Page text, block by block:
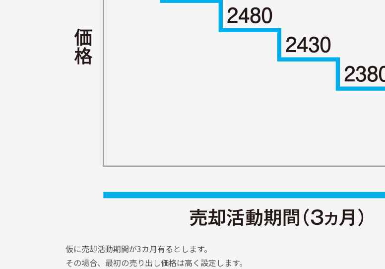
仮に売却活動期間が3カ月有るとします。
その場合、最初の売り出し価格は高く設定します。